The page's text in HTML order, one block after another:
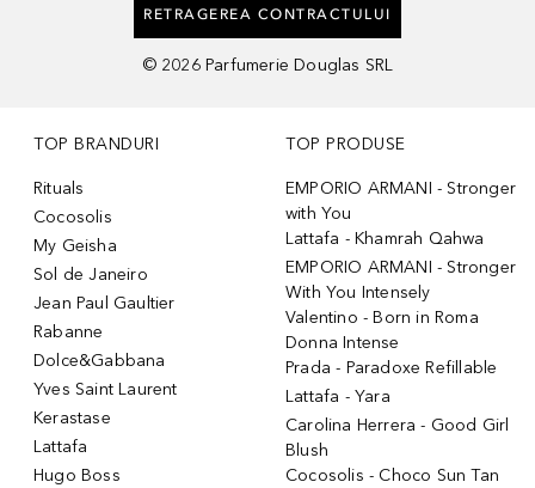
RETRAGEREA CONTRACTULUI
© 2026 Parfumerie Douglas SRL
TOP BRANDURI
Rituals
Cocosolis
My Geisha
Sol de Janeiro
Jean Paul Gaultier
Rabanne
Dolce&Gabbana
Yves Saint Laurent
Kerastase
Lattafa
Hugo Boss
TOP PRODUSE
EMPORIO ARMANI - Stronger
with You
Lattafa - Khamrah Qahwa
EMPORIO ARMANI - Stronger
With You Intensely
Valentino - Born in Roma
Donna Intense
Prada - Paradoxe Refillable
Lattafa - Yara
Carolina Herrera - Good Girl
Blush
Cocosolis - Choco Sun Tan